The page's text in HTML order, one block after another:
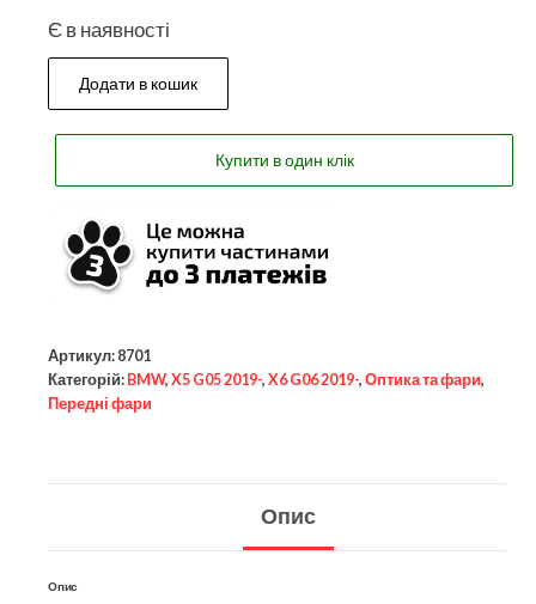
Є в наявності
Додати в кошик
Купити в один клік
Артикул: 8701
Категорій: BMW, X5 G05 2019-, X6 G06 2019-, Оптика та фари,
Передні фари
Опис
Опис